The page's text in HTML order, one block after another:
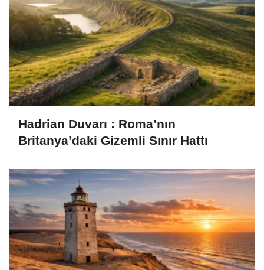
Hadrian Duvarı : Roma’nın
Britanya’daki Gizemli Sınır Hattı